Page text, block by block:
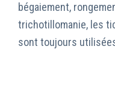
bégaiement,
trichotillomanie, les
sont toujours